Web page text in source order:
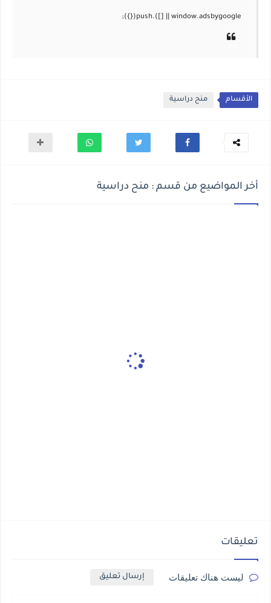
الأقسام منح دراسية
أخر المواضيع من قسم : منح دراسية
تعليقات
ليست هناك تعليقات إرسال تعليق